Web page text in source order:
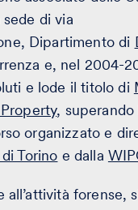
di via
Dipartimento di
e, nel 2004-
e lode il titolo di
,
organizzato e
Torino e dalla
all’attività forense,